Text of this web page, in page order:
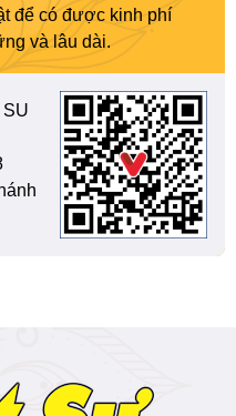
để có được kinh phí
và lâu dài.
SU